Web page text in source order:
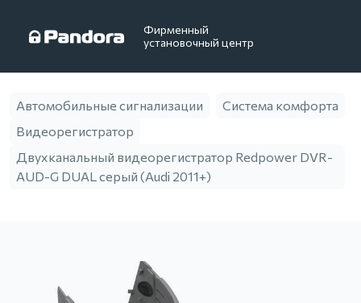
Фирменный
установочный центр
Автомобильные сигнализации
Система комфорта
Видеорегистратор
Двухканальный видеорегистратор Redpower DVR-
AUD-G DUAL серый (Audi 2011+)